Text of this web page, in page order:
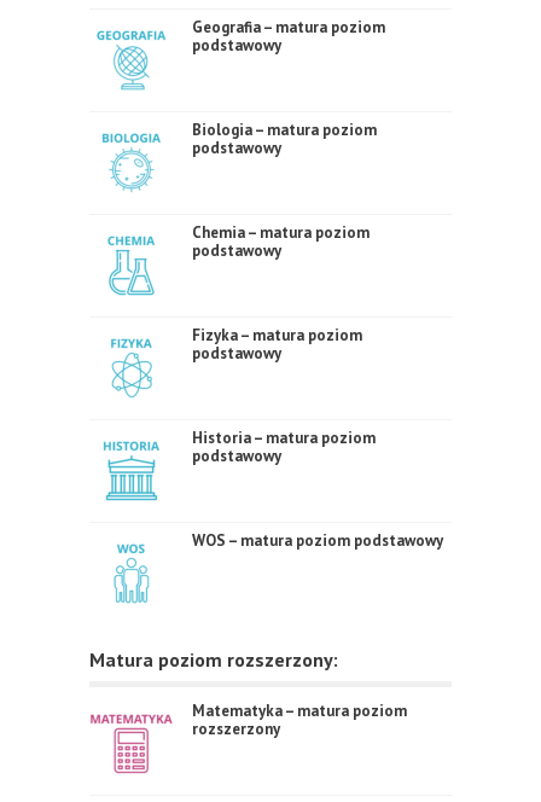
Geografia – matura poziom
podstawowy
Biologia – matura poziom
podstawowy
Chemia – matura poziom
podstawowy
Fizyka – matura poziom
podstawowy
Historia – matura poziom
podstawowy
WOS – matura poziom podstawowy
Matura poziom rozszerzony:
Matematyka – matura poziom
rozszerzony